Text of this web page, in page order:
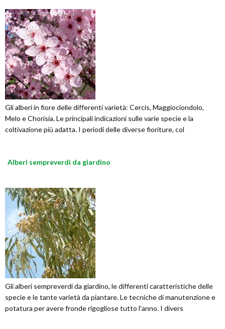
Gli alberi in fiore delle differenti varietà: Cercis, Maggiociondolo,
Melo e Chorisia. Le principali indicazioni sulle varie specie e la
coltivazione più adatta. I periodi delle diverse fioriture, col
Alberi sempreverdi da giardino
Gli alberi sempreverdi da giardino, le differenti caratteristiche delle
specie e le tante varietà da piantare. Le tecniche di manutenzione e
potatura per avere fronde rigogliose tutto l'anno. I divers